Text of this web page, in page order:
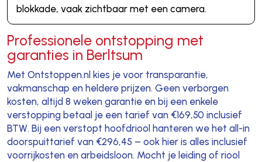
blokkade, vaak zichtbaar met een camera.
Professionele ontstopping met
garanties in Berltsum
Met Ontstoppen.nl kies je voor transparantie,
vakmanschap en heldere prijzen. Geen verborgen
kosten, altijd 8 weken garantie en bij een enkele
verstopping betaal je een tarief van €169,50 inclusief
BTW. Bij een verstopt hoofdriool hanteren we het all-in
doorspuittarief van €296,45 – ook hier is alles inclusief
voorrijkosten en arbeidsloon. Mocht je leiding of riool